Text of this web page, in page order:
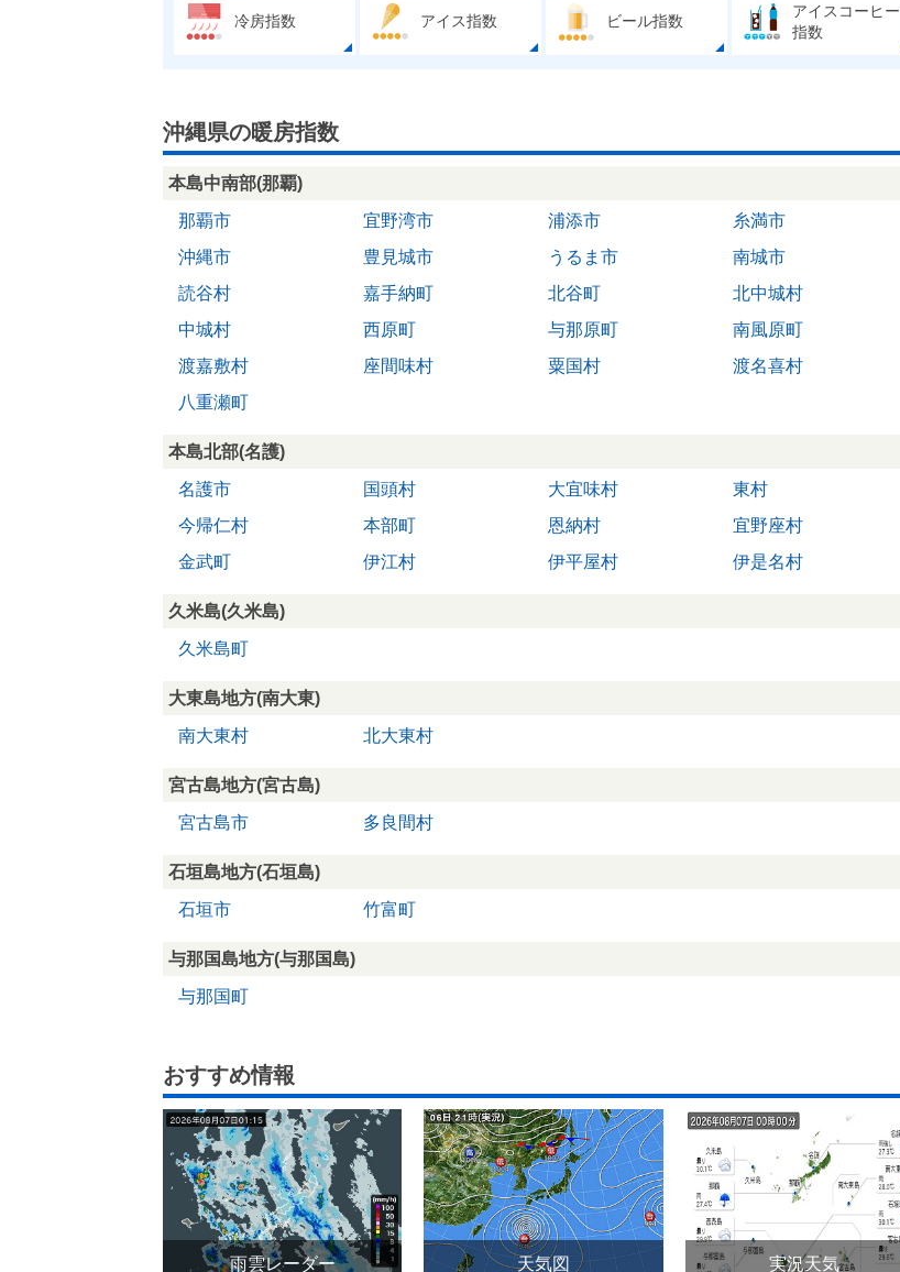
冷房指数 アイス指数 ビール指数
アイスコーヒー
指数
沖縄県の暖房指数
本島中南部(那覇)
那覇市
宜野湾市 浦添市
糸満市
沖縄市
豊見城市 うるま市
南城市
読谷村
嘉手納町 北谷町
北中城村
中城村
西原町 与那原町
南風原町
渡嘉敷村
座間味村 粟国村
渡名喜村
八重瀬町
本島北部(名護)
名護市
国頭村 大宜味村
東村
今帰仁村
本部町 恩納村
宜野座村
金武町
伊江村 伊平屋村 伊是名村
久米島(久米島)
久米島町
大東島地方(南大東)
南大東村
北大東村
宮古島地方(宮古島)
宮古島市
多良間村
石垣島地方(石垣島)
石垣市
竹富町
与那国島地方(与那国島)
与那国町
おすすめ情報
雨雲レーダー 天気図 実況天気